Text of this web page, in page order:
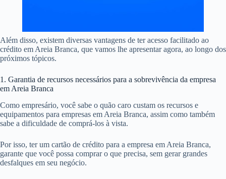
Além disso, existem diversas vantagens de ter acesso facilitado ao
crédito em Areia Branca, que vamos lhe apresentar agora, ao longo dos
próximos tópicos.
1. Garantia de recursos necessários para a sobrevivência da empresa
em Areia Branca
Como empresário, você sabe o quão caro custam os recursos e
equipamentos para empresas em Areia Branca, assim como também
sabe a dificuldade de comprá-los à vista.
Por isso, ter um cartão de crédito para a empresa em Areia Branca,
garante que você possa comprar o que precisa, sem gerar grandes
desfalques em seu negócio.